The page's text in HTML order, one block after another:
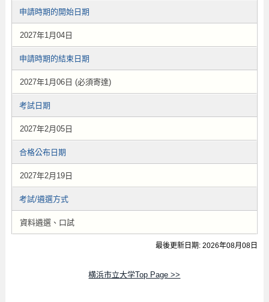
申請時期的開始日期
2027年1月04日
申請時期的結束日期
2027年1月06日 (必須寄達)
考試日期
2027年2月05日
合格公布日期
2027年2月19日
考試/遴選方式
資料遴選、口試
最後更新日期: 2026年08月08日
横浜市立大学Top Page >>